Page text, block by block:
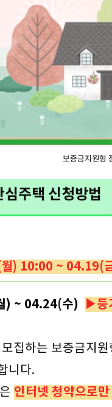
보증금지원형
주택 신청방법
) 10:00 ~ 04.19(
) ~ 04.24(수) ▶등
집하는 보증금지
니다.
인터넷 청약으로만